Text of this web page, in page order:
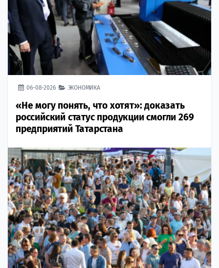
06-08-2026 ЭКОНОМИКА
«Не могу понять, что хотят»: доказать
российский статус продукции смогли 269
предприятий Татарстана